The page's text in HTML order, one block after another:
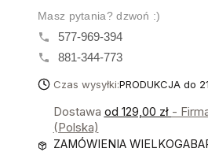
Masz pytania? dzwoń :)
577-969-394
881-344-773
Czas wysyłki:PRODUKCJA do
Dostawa od 129,00 zł -
(Polska)
ZAMÓWIENIA